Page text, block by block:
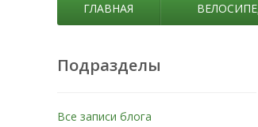
ГЛАВНАЯ
Подразделы
Все записи блога